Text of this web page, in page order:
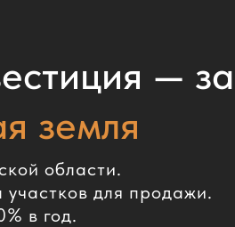
области.
для продажи.
в год.
— за
земля